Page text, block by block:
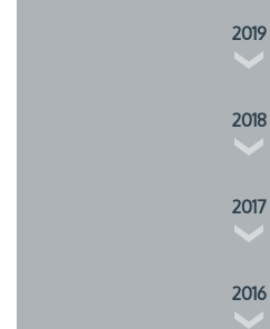
2019
2018
2017
2016